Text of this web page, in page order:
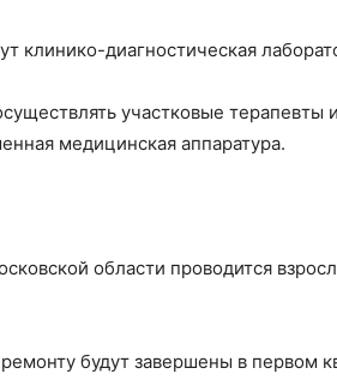
клинико-диагностическая
участковые
медицинская аппаратура.
области проводится
будут завершены в первом